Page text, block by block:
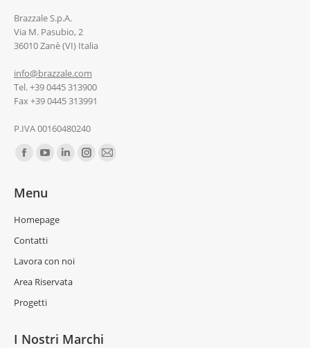
Brazzale S.p.A.
Via M. Pasubio, 2
36010 Zanè (VI) Italia
info@brazzale.com
Tel. +39 0445 313900
Fax +39 0445 313991
P.IVA 00160480240
Ci puoi trovare su:
Menu
Homepage
Contatti
Lavora con noi
Area Riservata
Progetti
I Nostri Marchi